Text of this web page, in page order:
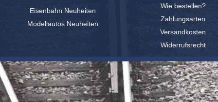
Eisenbahn Neuheiten
Modellautos Neuheiten
Wie bestellen?
Zahlungsarten
Versandkosten
Widerrufsrecht